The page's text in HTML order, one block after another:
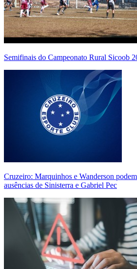
Semifinais do Campeonato Rural Sicoob
Cruzeiro: Marquinhos e Wanderson
ausências de Sinisterra e Gabriel Pec